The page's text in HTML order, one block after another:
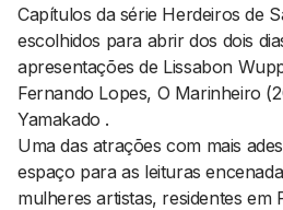
Capítulos da série Herdeiros de
escolhidos para abrir dos dois
apresentações de Lissabon
Fernando Lopes, O Marinheiro
Yamakado .
Uma das atrações com mais
espaço para as leituras
mulheres artistas, residentes em